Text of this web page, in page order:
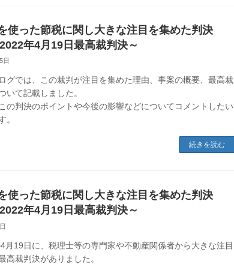
使った節税に関し大きな注目を集めた判決
年4月19日最高裁判決～
日
グでは、この裁判が注目を集めた理由、事案の概要、最高裁
いて記載しました。
の判決のポイントや今後の影響などについてコメントしたい
。
続きを読む
使った節税に関し大きな注目を集めた判決
年4月19日最高裁判決～
月19日に、税理士等の専門家や不動産関係者から大きな注目
高裁判決がありました。